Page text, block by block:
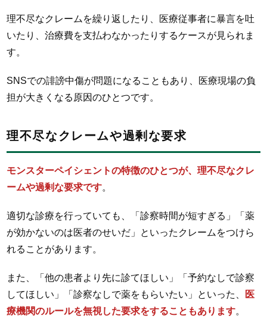
理不尽なクレームを繰り返したり、医療従事者に暴言を吐
いたり、治療費を支払わなかったりするケースが見られま
す。
SNSでの誹謗中傷が問題になることもあり、医療現場の負
担が大きくなる原因のひとつです。
理不尽なクレームや過剰な要求
モンスターペイシェントの特徴のひとつが、理不尽なクレ
ームや過剰な要求です。
適切な診療を行っていても、「診察時間が短すぎる」「薬
が効かないのは医者のせいだ」といったクレームをつけら
れることがあります。
また、「他の患者より先に診てほしい」「予約なしで診察
してほしい」「診察なしで薬をもらいたい」といった、
医
療機関のルールを無視した要求をすることもあります。